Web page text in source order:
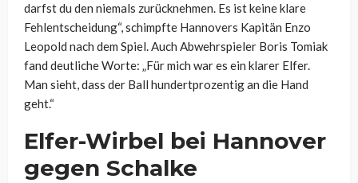
darfst du den niemals zurücknehmen. Es ist keine klare
Fehlentscheidung“, schimpfte Hannovers Kapitän Enzo
Leopold nach dem Spiel. Auch Abwehrspieler Boris Tomiak
fand deutliche Worte: „Für mich war es ein klarer Elfer.
Man sieht, dass der Ball hundertprozentig an die Hand
geht.“
Elfer-Wirbel bei Hannover
gegen Schalke